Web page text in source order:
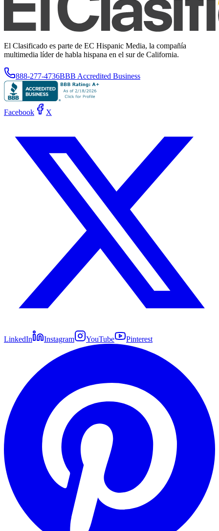
El Clasificado es parte de EC Hispanic Media, la compañía
multimedia líder de habla hispana en el sur de California.
888-277-4736BBB Accredited Business
Facebook X
LinkedIn Instagram YouTube Pinterest